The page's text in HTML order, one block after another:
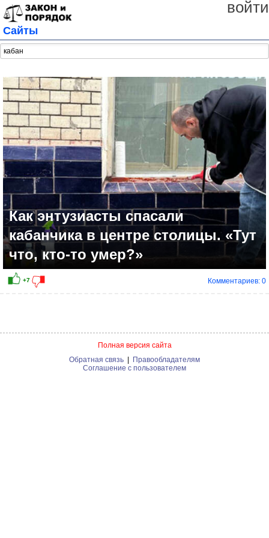
войти
Сайты
Как энтузиасты спасали
кабанчика в центре столицы. «Тут
что, кто-то умер?»
Комментариев: 0
Полная версия сайта
Обратная связь
Правообладателям
Соглашение с пользователем